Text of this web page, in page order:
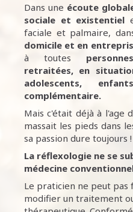
Dans une écoute
sociale et existentiel
faciale et palmaire,
domicile et en
à toutes personnes
retraitées, en
adolescents, enfants
complémentaire.
Mais c'était déjà à l'age
massait les pieds dans
sa passion dure toujours !
La réflexologie ne se
médecine
Le praticien ne peut pas
modifier un traitement